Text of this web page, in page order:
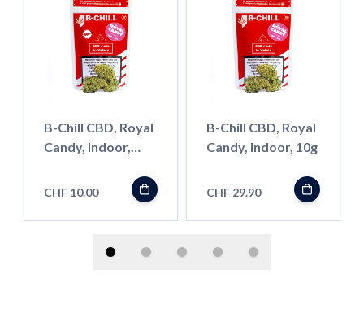
B-Chill CBD, Royal
Candy, Indoor,
CHF 10.00
B-Chill CBD, Royal
Candy, Indoor, 10g
CHF 29.90